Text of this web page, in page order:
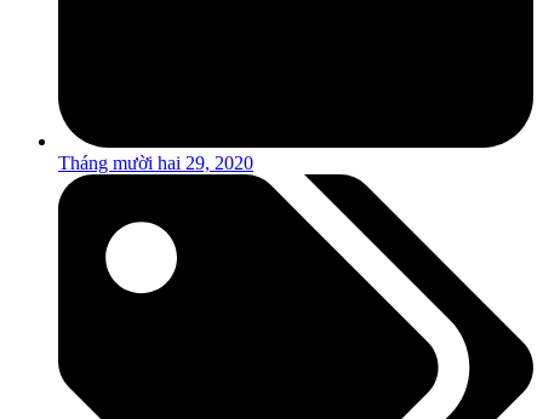
Tháng mười hai 29, 2020